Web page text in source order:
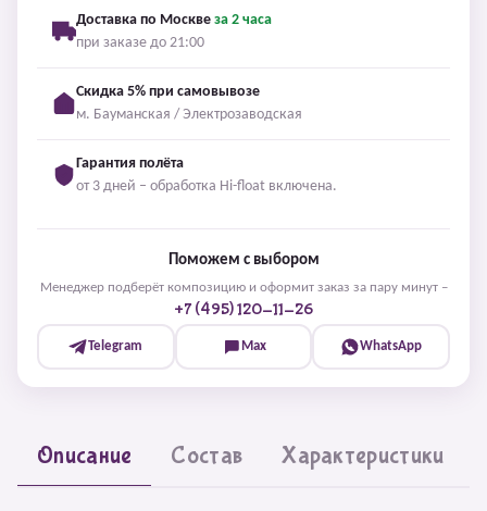
Доставка по Москве за 2 часа
при заказе до 21:00
Скидка 5% при самовывозе
м. Бауманская / Электрозаводская
Гарантия полёта
от 3 дней – обработка Hi-float включена.
Поможем с выбором
Менеджер подберёт композицию и оформит заказ за пару минут –
+7 (495) 120-11-26
Telegram Max WhatsApp
Описание Состав Характеристики